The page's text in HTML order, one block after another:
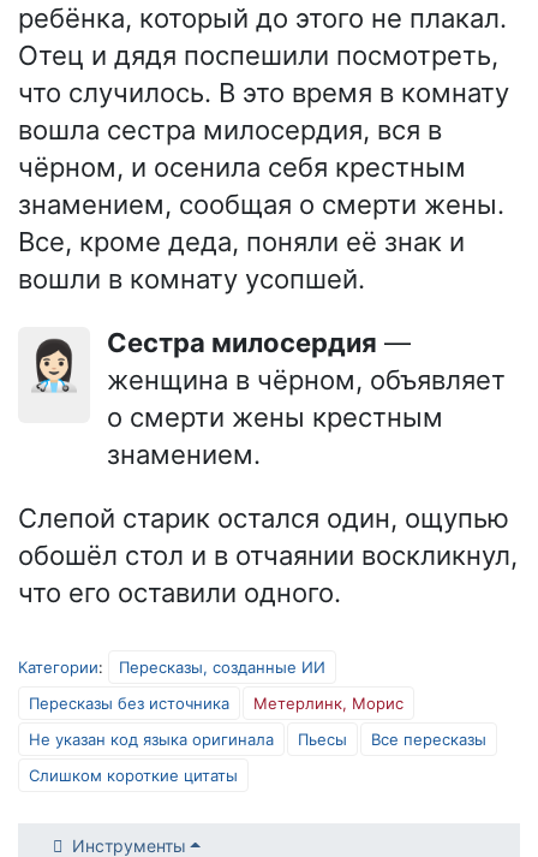
ребёнка, который до этого не плакал.
Отец и дядя поспешили посмотреть,
что случилось. В это время в комнату
вошла сестра милосердия, вся в
чёрном, и осенила себя крестным
знамением, сообщая о смерти жены.
Все, кроме деда, поняли её знак и
вошли в комнату усопшей.
👩🏻‍⚕️ Сестра милосердия —
женщина в чёрном, объявляет
о смерти жены крестным
знамением.
Слепой старик остался один, ощупью
обошёл стол и в отчаянии воскликнул,
что его оставили одного.
Категории:
Пересказы, созданные ИИ
Пересказы без источника
Метерлинк, Морис
Не указан код языка оригинала
Пьесы
Все пересказы
Слишком короткие цитаты
Инструменты